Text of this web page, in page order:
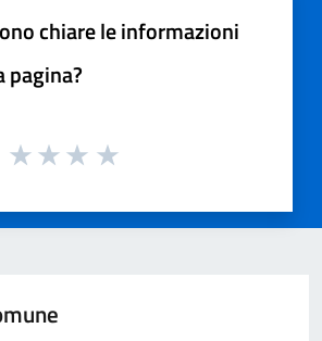
chiare le informazioni
pagina?